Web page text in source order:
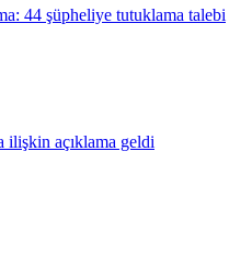
44 şüpheliye tutuklama talebi
ilişkin açıklama geldi